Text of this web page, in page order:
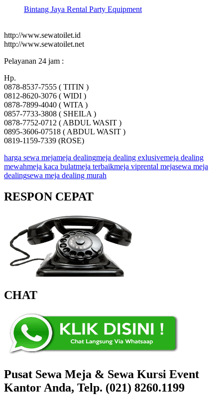
Bintang Jaya Rental Party Equipment
http://www.sewatoilet.id
http://www.sewatoilet.net
Pelayanan 24 jam :
Hp.
0878-8537-7555 ( TITIN )
0812-8620-3076 ( WIDI )
0878-7899-4040 ( WITA )
0857-7733-3808 ( SHEILA )
0878-7752-0712 ( ABDUL WASIT )
0895-3606-07518 ( ABDUL WASIT )
0819-1159-7339 (ROSE)
harga sewa mejameja dealingmeja dealing exlusivemeja dealing
mewahmeja kaca bulatmeja terbaikmeja viprental mejasewa meja
dealingsewa meja dealing murah
RESPON CEPAT
CHAT
Pusat Sewa Meja & Sewa Kursi Event
Kantor Anda, Telp. (021) 8260.1199